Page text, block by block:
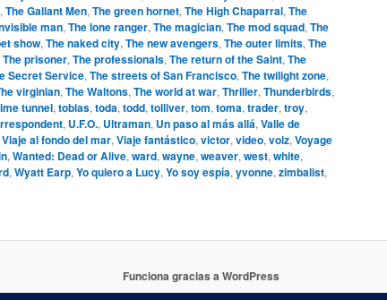
, The Gallant Men, The green hornet, The High Chaparral, The
man, The lone ranger, The magician, The mod squad, The
show, The naked city, The new avengers, The outer limits, The
The prisoner, The professionals, The return of the Saint, The
Secret Service, The streets of San Francisco, The twilight zone,
virginian, The Waltons, The world at war, Thriller, Thunderbirds,
tunnel, tobias, toda, todd, tolliver, tom, toma, trader, troy,
, U.F.O., Ultraman, Un paso al más allá, Valle de
Viaje al fondo del mar, Viaje fantástico, victor, video, volz, Voyage
, Wanted: Dead or Alive, ward, wayne, weaver, west, white,
, Wyatt Earp, Yo quiero a Lucy, Yo soy espía, yvonne, zimbalist,
Funciona gracias a WordPress